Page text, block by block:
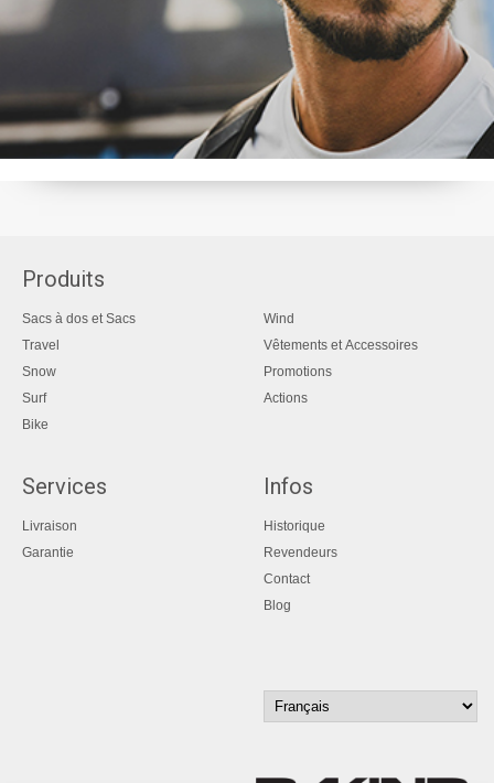
Produits
Sacs à dos et Sacs
Travel
Snow
Surf
Bike
Wind
Vêtements et Accessoires
Promotions
Actions
Services
Livraison
Garantie
Infos
Historique
Revendeurs
Contact
Blog